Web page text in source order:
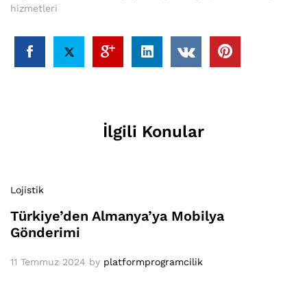
hizmetleri
İlgili Konular
Lojistik
Türkiye’den Almanya’ya Mobilya
Gönderimi
11 Temmuz 2024 by platformprogramcilik